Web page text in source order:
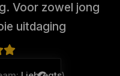
Voor zowel jong
uitdaging